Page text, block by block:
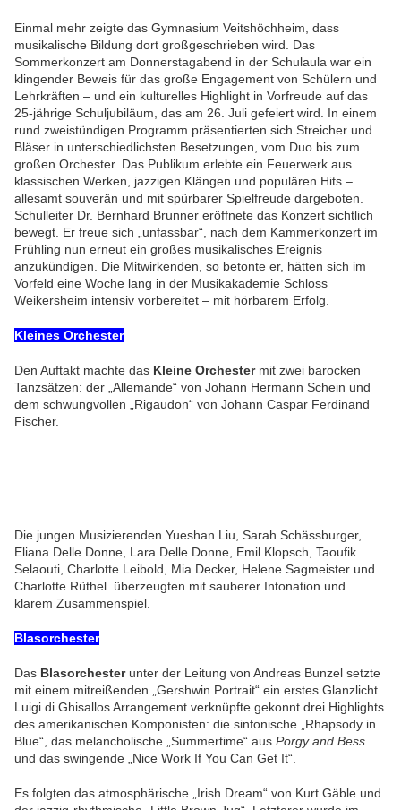
Einmal mehr zeigte das Gymnasium Veitshöchheim, dass
musikalische Bildung dort großgeschrieben wird. Das
Sommerkonzert am Donnerstagabend in der Schulaula war ein
klingender Beweis für das große Engagement von Schülern und
Lehrkräften – und ein kulturelles Highlight in Vorfreude auf das
25-jährige Schuljubiläum, das am 26. Juli gefeiert wird. In einem
rund zweistündigen Programm präsentierten sich Streicher und
Bläser in unterschiedlichsten Besetzungen, vom Duo bis zum
großen Orchester. Das Publikum erlebte ein Feuerwerk aus
klassischen Werken, jazzigen Klängen und populären Hits –
allesamt souverän und mit spürbarer Spielfreude dargeboten.
Schulleiter Dr. Bernhard Brunner eröffnete das Konzert sichtlich
bewegt. Er freue sich „unfassbar“, nach dem Kammerkonzert im
Frühling nun erneut ein großes musikalisches Ereignis
anzukündigen. Die Mitwirkenden, so betonte er, hätten sich im
Vorfeld eine Woche lang in der Musikakademie Schloss
Weikersheim intensiv vorbereitet – mit hörbarem Erfolg.
Kleines Orchester
Den Auftakt machte das Kleine Orchestermit zwei barocken
Tanzsätzen: der „Allemande“ von Johann Hermann Schein und
dem schwungvollen „Rigaudon“ von Johann Caspar Ferdinand
Fischer.
Die jungen Musizierenden Yueshan Liu, Sarah Schässburger,
Eliana Delle Donne, Lara Delle Donne, Emil Klopsch, Taoufik
Selaouti, Charlotte Leibold, Mia Decker, Helene Sagmeister und
Charlotte Rüthel überzeugten mit sauberer Intonation und
klarem Zusammenspiel.
Blasorchester
Das Blasorchesterunter der Leitung von Andreas Bunzel setzte
mit einem mitreißenden „Gershwin Portrait“ ein erstes Glanzlicht.
Luigi di Ghisallos Arrangement verknüpfte gekonnt drei Highlights
des amerikanischen Komponisten: die sinfonische „Rhapsody in
Blue“, das melancholische „Summertime“ aus Porgy and Bess
und das swingende „Nice Work If You Can Get It“.
Es folgten das atmosphärische „Irish Dream“ von Kurt Gäble und